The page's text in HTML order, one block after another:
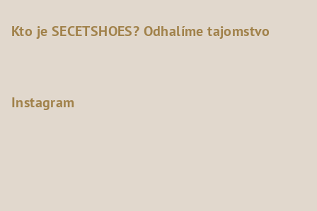
Kto je SECETSHOES? Odhalíme tajomstvo
Instagram